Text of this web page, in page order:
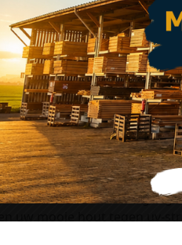
verwerken. Als je
dit gebeurt? Regen zorgt
zorgt ervoor dat de
langzaam een grijze kleur.
bij de beschuttere
nauwelijks.
proces van
onder het kopje
Het gebruik van deze
bescherming
uw mooie hout tegen uv-
voorkomt. Het